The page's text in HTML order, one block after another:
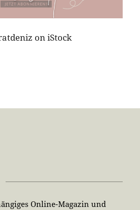
on iStock
Online-Magazin und